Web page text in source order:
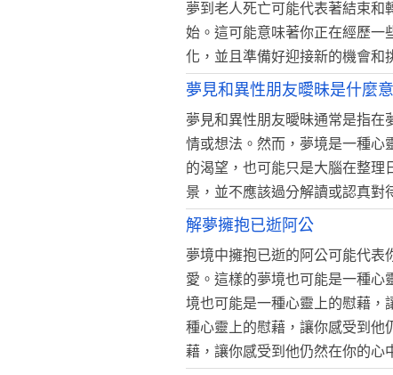
夢到老人死亡可能代表著結束和
始。這可能意味著你正在經歷一
化，並且準備好迎接新的機會和
夢見和異性朋友曖昧是什麼
夢見和異性朋友曖昧通常是指在
情或想法。然而，夢境是一種心
的渴望，也可能只是大腦在整理
景，並不應該過分解讀或認真對
解夢擁抱已逝阿公
夢境中擁抱已逝的阿公可能代表
愛。這樣的夢境也可能是一種心
境也可能是一種心靈上的慰藉，
種心靈上的慰藉，讓你感受到他
藉，讓你感受到他仍然在你的心